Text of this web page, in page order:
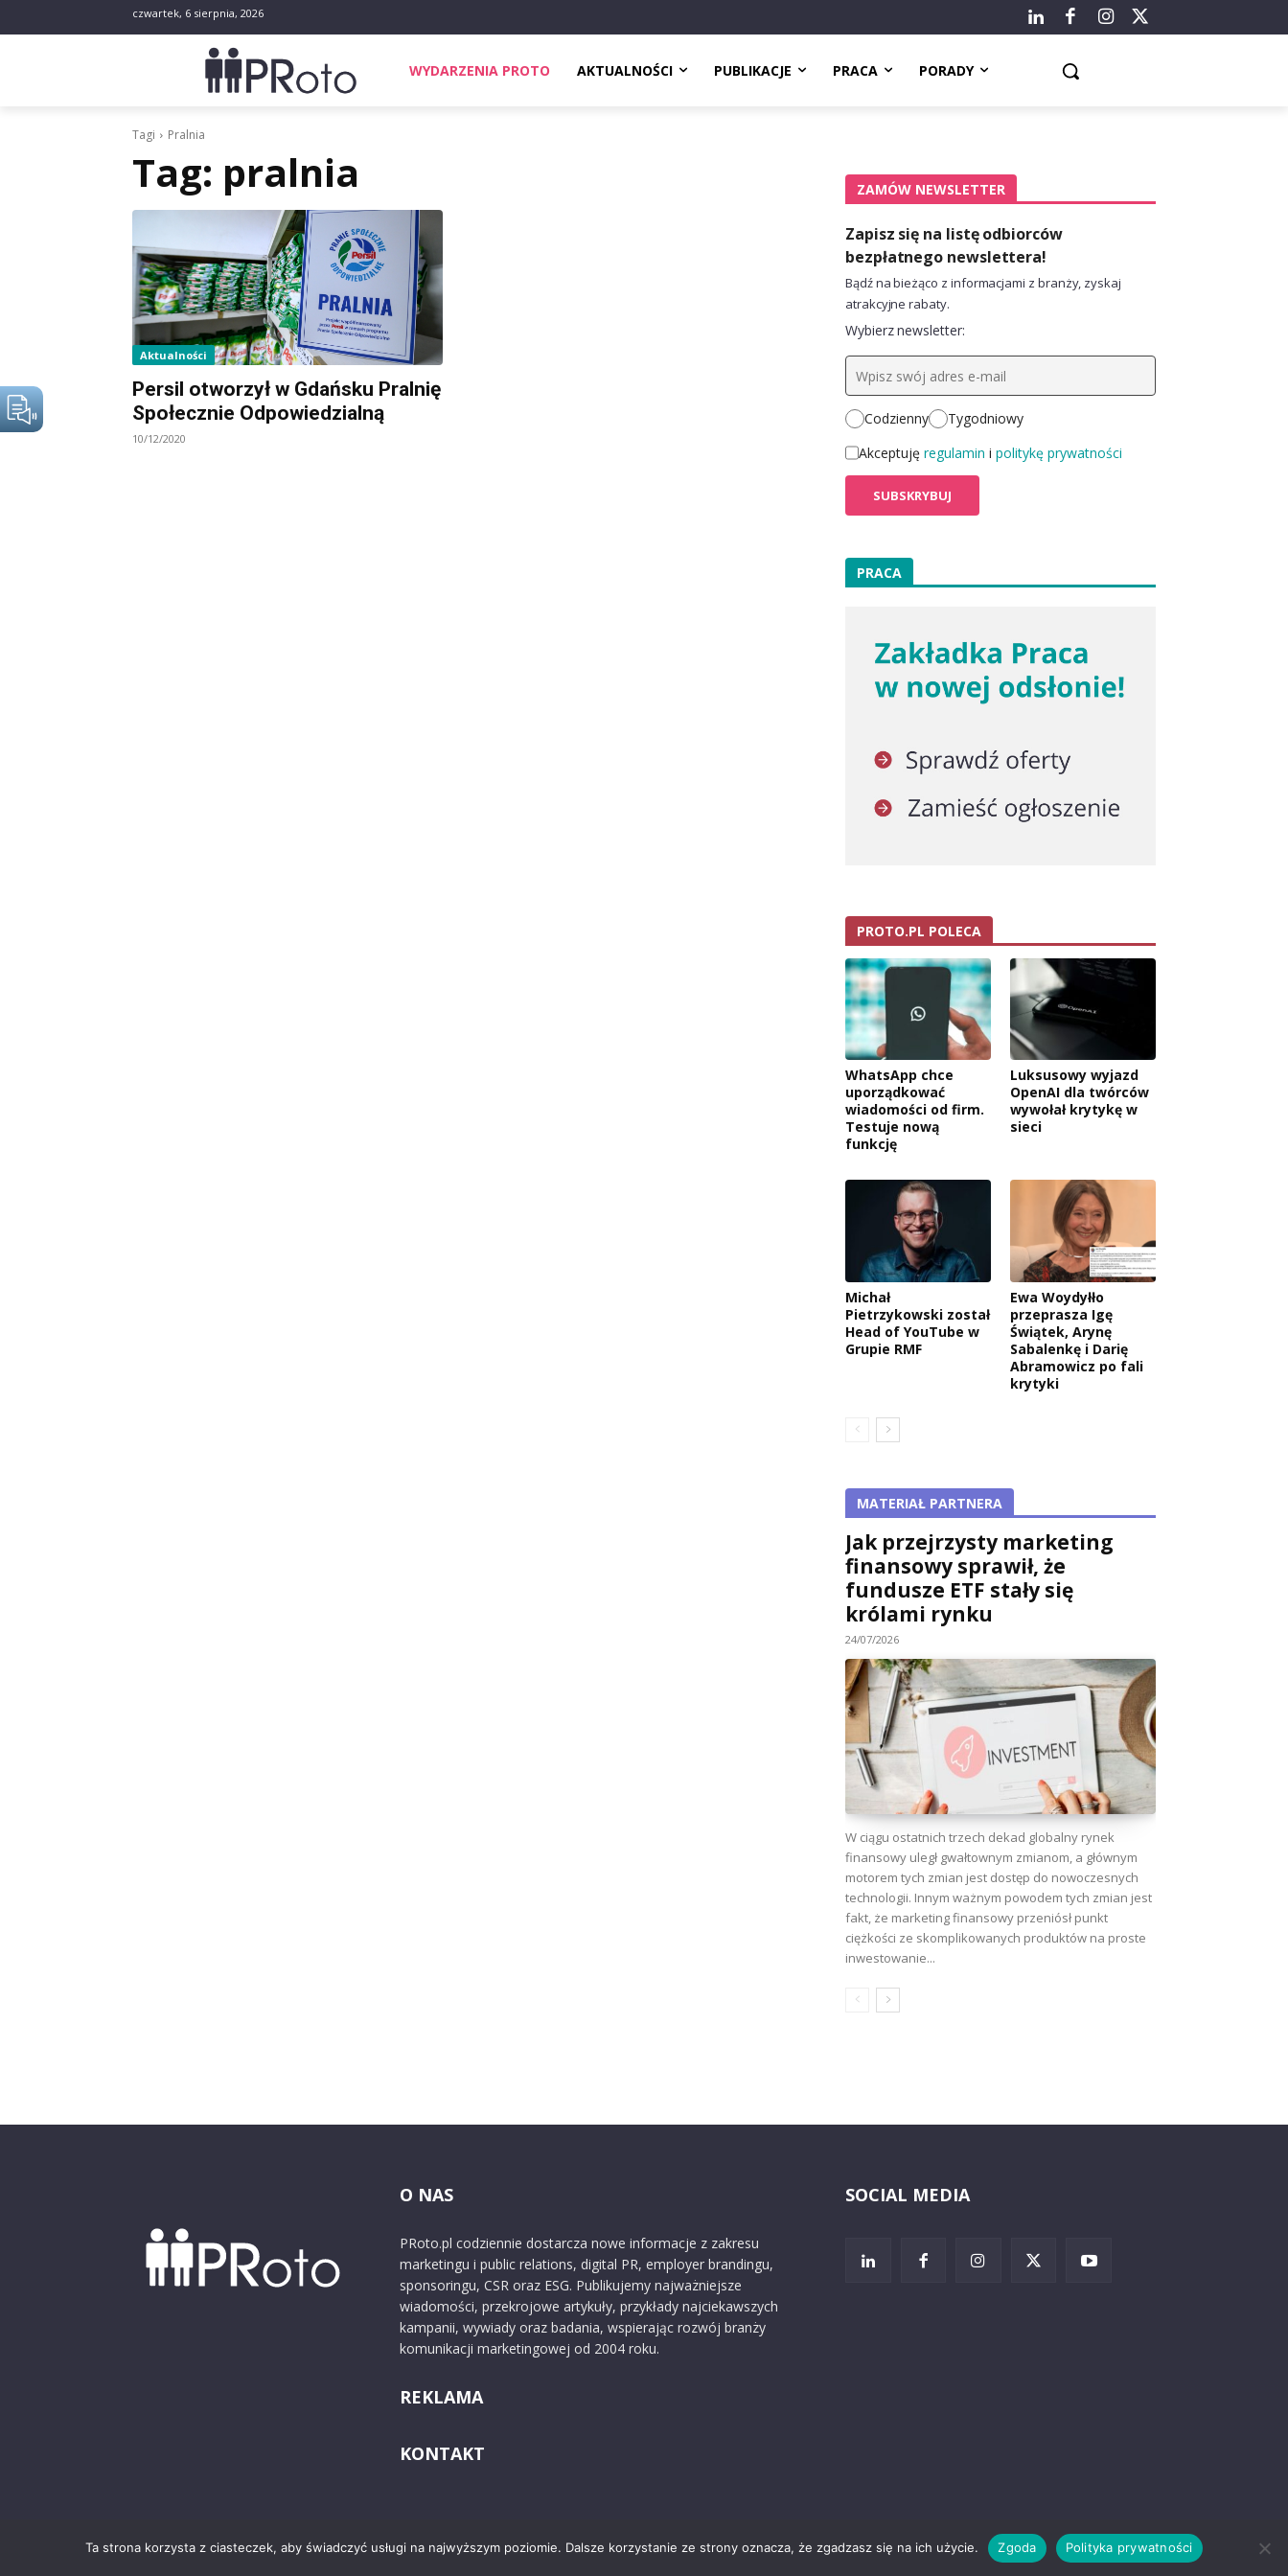
czwartek, 6 sierpnia, 2026
WYDARZENIA PROTO AKTUALNOŚCI PUBLIKACJE PRACA PORADY
Tagi Pralnia
Tag: pralnia
Aktualności
Persil otworzył w Gdańsku Pralnię
Społecznie Odpowiedzialną
10/12/2020
ZAMÓW NEWSLETTER
Zapisz się na listę odbiorców
bezpłatnego newslettera!
Bądź na bieżąco z informacjami z branży, zyskaj
atrakcyjne rabaty.
Wybierz newsletter:
Codzienny
Tygodniowy
Akceptuję regulamin i politykę prywatności
PRACA
PROTO.PL POLECA
WhatsApp chce
uporządkować
wiadomości od firm.
Testuje nową
funkcję
Luksusowy wyjazd
OpenAI dla twórców
wywołał krytykę w
sieci
Michał
Pietrzykowski został
Head of YouTube w
Grupie RMF
Ewa Woydyłło
przeprasza Igę
Świątek, Arynę
Sabalenkę i Darię
Abramowicz po fali
krytyki
MATERIAŁ PARTNERA
Jak przejrzysty marketing
finansowy sprawił, że
fundusze ETF stały się
królami rynku
24/07/2026
W ciągu ostatnich trzech dekad globalny rynek
finansowy uległ gwałtownym zmianom, a głównym
motorem tych zmian jest dostęp do nowoczesnych
technologii. Innym ważnym powodem tych zmian jest
fakt, że marketing finansowy przeniósł punkt
ciężkości ze skomplikowanych produktów na proste
inwestowanie...
O NAS
PRoto.pl codziennie dostarcza nowe informacje z zakresu
marketingu i public relations, digital PR, employer brandingu,
sponsoringu, CSR oraz ESG. Publikujemy najważniejsze
wiadomości, przekrojowe artykuły, przykłady najciekawszych
kampanii, wywiady oraz badania, wspierając rozwój branży
komunikacji marketingowej od 2004 roku.
REKLAMA
KONTAKT
SOCIAL MEDIA
© 2024 PRoto.pl O nas Reklama Zastrzeżenia prawne
Ta strona korzysta z ciasteczek, aby świadczyć usługi na najwyższym poziomie. Dalsze korzystanie ze strony oznacza, że zgadzasz się na ich użycie. Zgoda Polityka prywatności